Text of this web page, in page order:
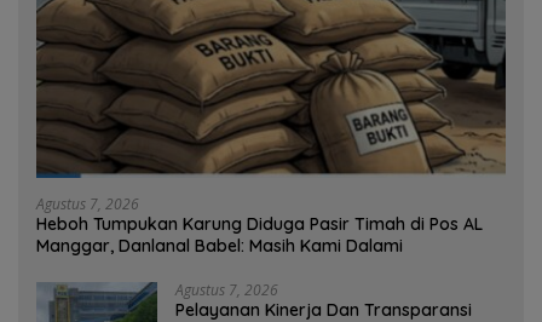
Agustus 7, 2026
Heboh Tumpukan Karung Diduga Pasir Timah di Pos AL
Manggar, Danlanal Babel: Masih Kami Dalami
Agustus 7, 2026
Pelayanan Kinerja Dan Transparansi